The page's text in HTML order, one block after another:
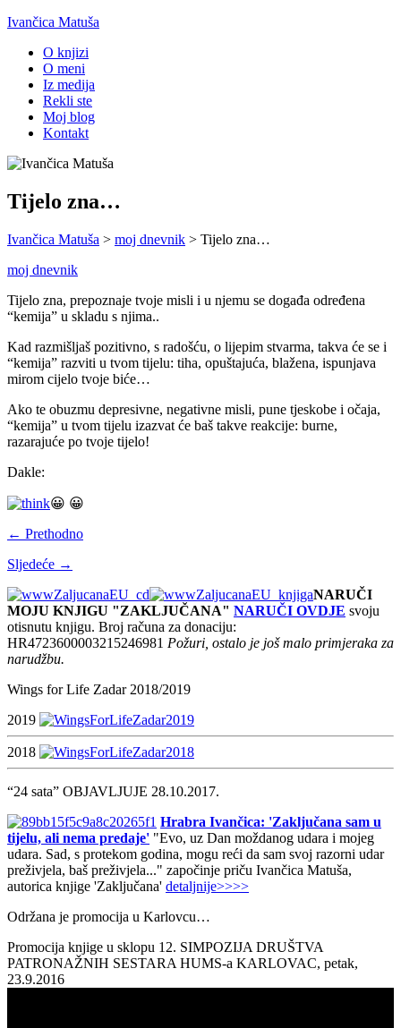
Ivančica Matuša
O knjizi
O meni
Iz medija
Rekli ste
Moj blog
Kontakt
Tijelo zna…
Ivančica Matuša > moj dnevnik > Tijelo zna…
moj dnevnik
Tijelo zna, prepoznaje tvoje misli i u njemu se događa određena
“kemija” u skladu s njima..
Kad razmišljaš pozitivno, s radošću, o lijepim stvarma, takva će se i
“kemija” razviti u tvom tijelu: tiha, opuštajuća, blažena, ispunjava
mirom cijelo tvoje biće…
Ako te obuzmu depresivne, negativne misli, pune tjeskobe i očaja,
“kemija” u tvom tijelu izazvat će baš takve reakcije: burne,
razarajuće po tvoje tijelo!
Dakle:
😀 😀
← Prethodno
Sljedeće →
NARUČI
MOJU KNJIGU "ZAKLJUČANA" NARUČI OVDJE svoju
otisnutu knjigu. Broj računa za donaciju:
HR4723600003215246981 Požuri, ostalo je još malo primjeraka za
narudžbu.
Wings for Life Zadar 2018/2019
2019
2018
“24 sata” OBJAVLJUJE 28.10.2017.
Hrabra Ivančica: 'Zaključana sam u
tijelu, ali nema predaje' "Evo, uz Dan moždanog udara i mojeg
udara. Sad, s protekom godina, mogu reći da sam svoj razorni udar
preživjela, baš preživjela..." započinje priču Ivančica Matuša,
autorica knjige 'Zaključana' detaljnije>>>>
Održana je promocija u Karlovcu…
Promocija knjige u sklopu 12. SIMPOZIJA DRUŠTVA
PATRONAŽNIH SESTARA HUMS-a KARLOVAC, petak,
23.9.2016